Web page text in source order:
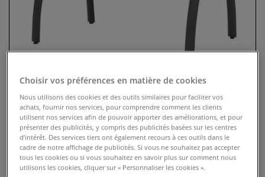
Table à dessin Futura Light
Artograph
Choisir vos préférences en matière de cookies
Nous utilisons des cookies et des outils similaires pour faciliter vos
achats, fournir nos services, pour comprendre comment les clients
utilisent nos services afin de pouvoir apporter des améliorations, et pour
présenter des publicités, y compris des publicités basées sur les centres
d’intérêt. Des services tiers ont également recours à ces outils dans le
cadre de notre affichage de publicités. Si vous ne souhaitez pas accepter
tous les cookies ou si vous souhaitez en savoir plus sur comment nous
utilisons les cookies, cliquer sur « Personnaliser les cookies ».